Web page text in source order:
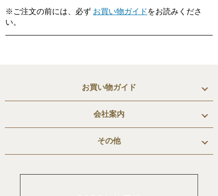
※ご注文の前には、必ず お買い物ガイド をお読みくださ
い。
お買い物ガイド
会社案内
その他